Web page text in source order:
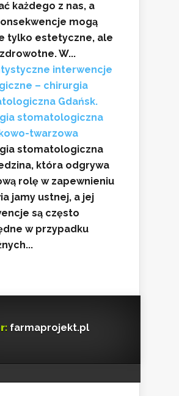
każdego z nas, a
mogą
tylko estetyczne, ale
W...
interwencje
– chirurgia
Gdańsk.
stomatologiczna
twarzowa
stomatologiczna
która odgrywa
rolę w zapewnieniu
jamy ustnej, a jej
są często
w przypadku
farmaprojekt.pl